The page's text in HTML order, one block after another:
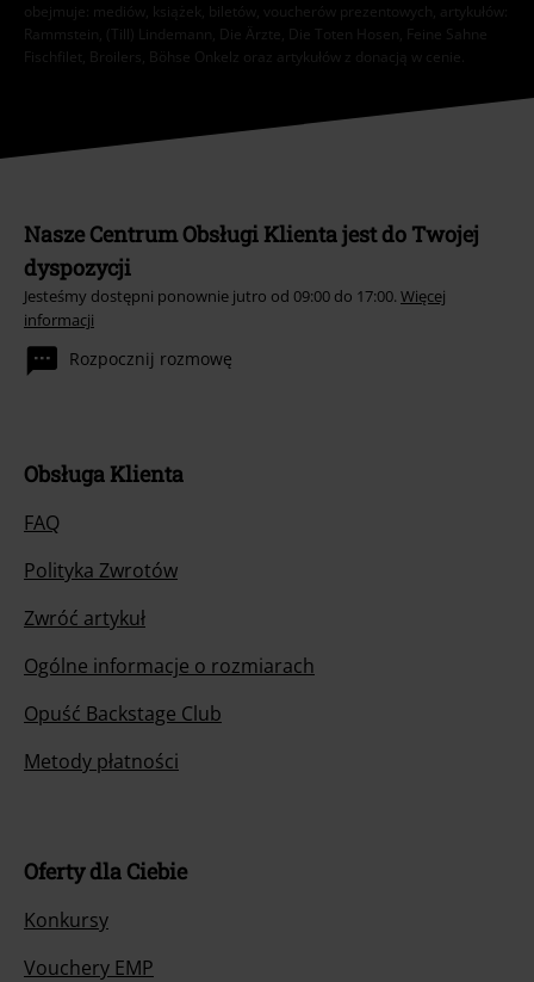
obejmuje: mediów, książek, biletów, voucherów prezentowych, artykułów:
Rammstein, (Till) Lindemann, Die Ärzte, Die Toten Hosen, Feine Sahne
Fischfilet, Broilers, Böhse Onkelz oraz artykułów z donacją w cenie.
Nasze Centrum Obsługi Klienta jest do Twojej
dyspozycji
Jesteśmy dostępni ponownie jutro od 09:00 do 17:00. Więcej
informacji
Rozpocznij rozmowę
Obsługa Klienta
FAQ
Polityka Zwrotów
Zwróć artykuł
Ogólne informacje o rozmiarach
Opuść Backstage Club
Metody płatności
Oferty dla Ciebie
Konkursy
Vouchery EMP